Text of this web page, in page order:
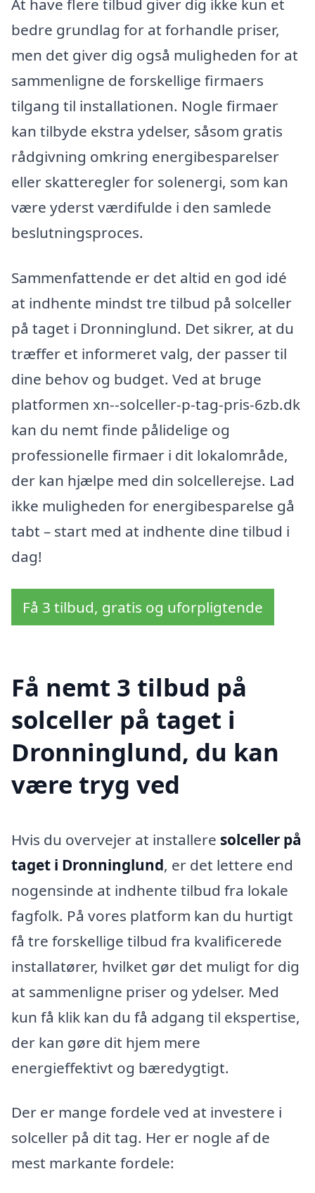
At have flere tilbud giver dig ikke kun et
bedre grundlag for at forhandle priser,
men det giver dig også muligheden for at
sammenligne de forskellige firmaers
tilgang til installationen. Nogle firmaer
kan tilbyde ekstra ydelser, såsom gratis
rådgivning omkring energibesparelser
eller skatteregler for solenergi, som kan
være yderst værdifulde i den samlede
beslutningsproces.
Sammenfattende er det altid en god idé
at indhente mindst tre tilbud på solceller
på taget i Dronninglund. Det sikrer, at du
træffer et informeret valg, der passer til
dine behov og budget. Ved at bruge
platformen xn--solceller-p-tag-pris-6zb.dk
kan du nemt finde pålidelige og
professionelle firmaer i dit lokalområde,
der kan hjælpe med din solcellerejse. Lad
ikke muligheden for energibesparelse gå
tabt – start med at indhente dine tilbud i
dag!
Få 3 tilbud, gratis og uforpligtende
Få nemt 3 tilbud på
solceller på taget i
Dronninglund, du kan
være tryg ved
Hvis du overvejer at installere solceller på
taget i Dronninglund, er det lettere end
nogensinde at indhente tilbud fra lokale
fagfolk. På vores platform kan du hurtigt
få tre forskellige tilbud fra kvalificerede
installatører, hvilket gør det muligt for dig
at sammenligne priser og ydelser. Med
kun få klik kan du få adgang til ekspertise,
der kan gøre dit hjem mere
energieffektivt og bæredygtigt.
Der er mange fordele ved at investere i
solceller på dit tag. Her er nogle af de
mest markante fordele: